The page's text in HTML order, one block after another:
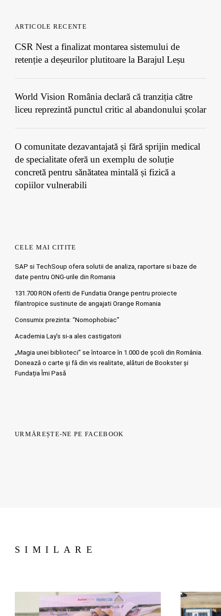
ARTICOLE RECENTE
CSR Nest a finalizat montarea sistemului de
retenție a deșeurilor plutitoare la Barajul Leșu
World Vision România declară că tranziția către
liceu reprezintă punctul critic al abandonului școlar
O comunitate dezavantajată și fără sprijin medical
de specialitate oferă un exemplu de soluție
concretă pentru sănătatea mintală și fizică a
copiilor vulnerabili
CELE MAI CITITE
SAP si TechSoup ofera solutii de analiza, raportare si baze de
date pentru ONG-urile din Romania
131.700 RON oferiti de Fundatia Orange pentru proiecte
filantropice sustinute de angajati Orange Romania
Consumix prezinta: “Nomophobiac”
Academia Lay’s si-a ales castigatorii
„Magia unei biblioteci” se întoarce în 1.000 de școli din România.
Doneazǎ o carte şi fǎ din vis realitate, alături de Bookster și
Fundația Îmi Pasă
URMĂREȘTE-NE PE FACEBOOK
SIMILARE